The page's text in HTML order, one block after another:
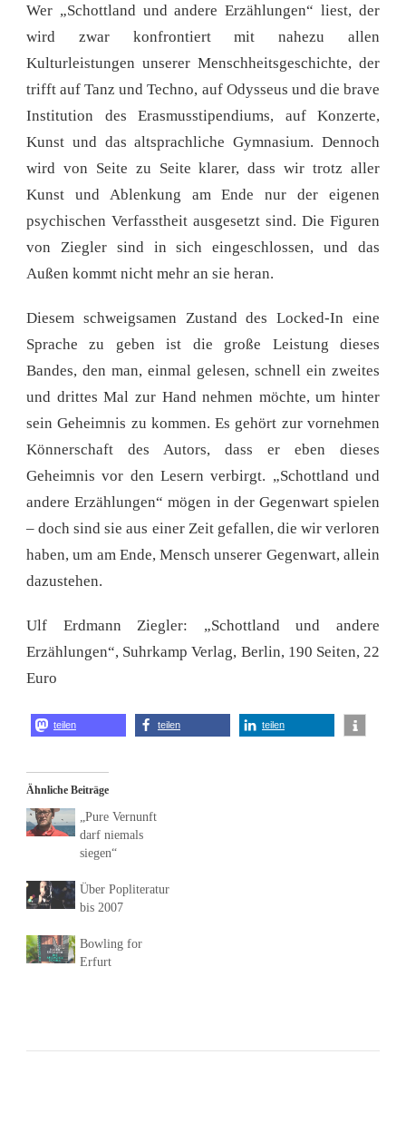
Wer „Schottland und andere Erzählungen“ liest, der
wird zwar konfrontiert mit nahezu allen
Kulturleistungen unserer Menschheitsgeschichte, der
trifft auf Tanz und Techno, auf Odysseus und die brave
Institution des Erasmusstipendiums, auf Konzerte,
Kunst und das altsprachliche Gymnasium. Dennoch
wird von Seite zu Seite klarer, dass wir trotz aller
Kunst und Ablenkung am Ende nur der eigenen
psychischen Verfasstheit ausgesetzt sind. Die Figuren
von Ziegler sind in sich eingeschlossen, und das
Außen kommt nicht mehr an sie heran.
Diesem schweigsamen Zustand des Locked-In eine
Sprache zu geben ist die große Leistung dieses
Bandes, den man, einmal gelesen, schnell ein zweites
und drittes Mal zur Hand nehmen möchte, um hinter
sein Geheimnis zu kommen. Es gehört zur vornehmen
Könnerschaft des Autors, dass er eben dieses
Geheimnis vor den Lesern verbirgt. „Schottland und
andere Erzählungen“ mögen in der Gegenwart spielen
– doch sind sie aus einer Zeit gefallen, die wir verloren
haben, um am Ende, Mensch unserer Gegenwart, allein
dazustehen.
Ulf Erdmann Ziegler: „Schottland und andere
Erzählungen“, Suhrkamp Verlag, Berlin, 190 Seiten, 22
Euro
teilen teilen teilen
Ähnliche Beiträge
„Pure Vernunft
darf niemals
siegen“
Über Popliteratur
bis 2007
Bowling for
Erfurt